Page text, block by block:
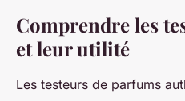
Comprendre les
et leur utilité
Les testeurs de parfums